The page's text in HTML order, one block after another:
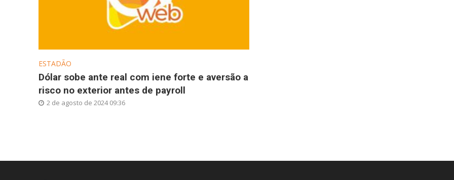
ESTADÃO
Dólar sobe ante real com iene forte e aversão a
risco no exterior antes de payroll
2 de agosto de 2024 09:36